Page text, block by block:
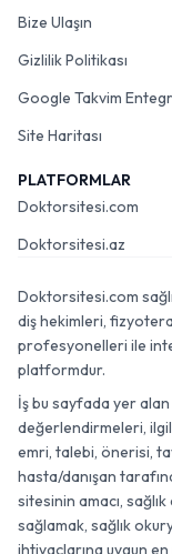
Bize Ulaşın
Gizlilik Politikası
Google Takvim
Site Haritası
PLATFORMLAR
Doktorsitesi.com
Doktorsitesi.az
Doktorsitesi.com
diş hekimleri,
profesyonelleri ile
platformdur.
İş bu sayfada yer
değerlendirmeleri,
emri, talebi, önerisi,
hasta/danışan
sitesinin amacı,
sağlamak, sağlık
ihtiyaçlarına uygun